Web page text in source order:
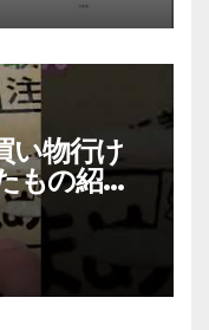
い物行け
もの紹